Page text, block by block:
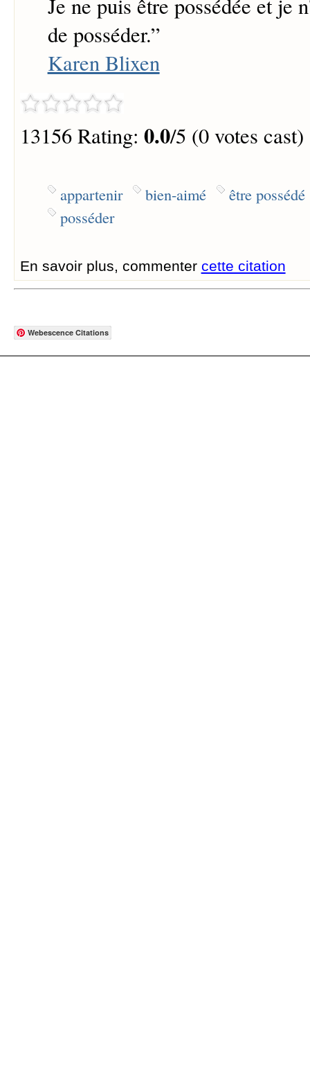
Je ne puis être possédée et je
de posséder.”
Karen Blixen
13156 Rating: 0.0/5 (0 votes cast)
appartenir bien-aimé
être possédé
posséder
En savoir plus, commenter cette citation
Webescence Citations